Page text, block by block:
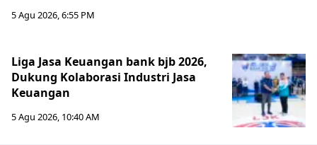
5 Agu 2026, 6:55 PM
Liga Jasa Keuangan bank bjb 2026,
Dukung Kolaborasi Industri Jasa
Keuangan
5 Agu 2026, 10:40 AM